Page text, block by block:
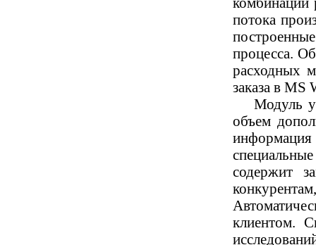
потока
процесса.
расходных
заказа в MS
Модуль
объем
информация
содержит
клиентом.